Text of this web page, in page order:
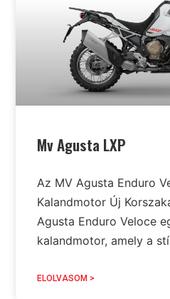
Mv Agusta LXP
Az MV Agusta Enduro
Kalandmotor Új
Agusta Enduro Veloce
kalandmotor, amely a
ELOLVASOM >